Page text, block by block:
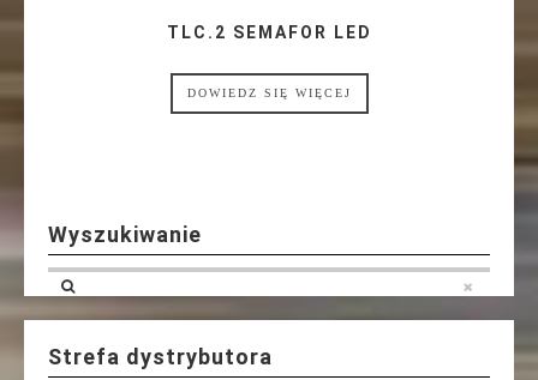
TLC.2 SEMAFOR LED
DOWIEDZ SIĘ WIĘCEJ
Wyszukiwanie
Strefa dystrybutora